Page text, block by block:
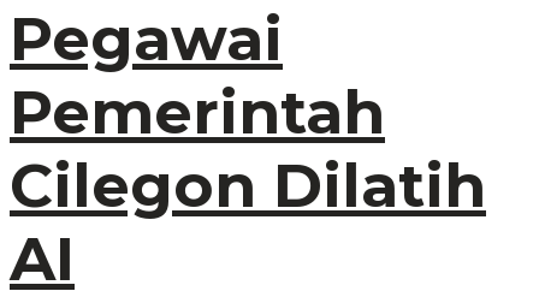
Pegawai
Pemerintah
Cilegon Dilatih
AI